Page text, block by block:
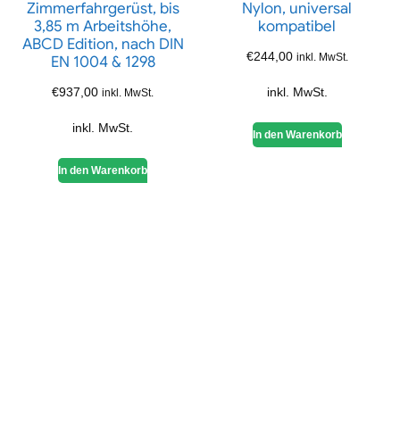
Zimmerfahrgerüst, bis
3,85 m Arbeitshöhe,
ABCD Edition, nach DIN
EN 1004 & 1298
€937,00 inkl. MwSt.
inkl. MwSt.
In den Warenkorb
Nylon, universal
kompatibel
€244,00 inkl. MwSt.
inkl. MwSt.
In den Warenkorb